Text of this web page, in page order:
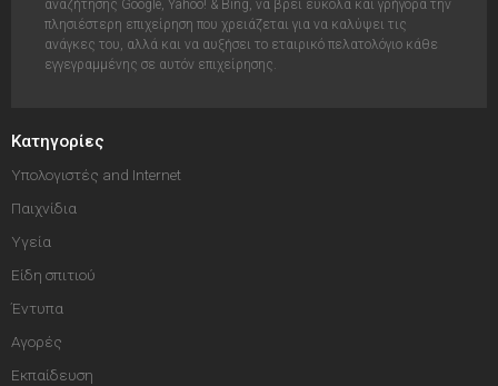
αναζήτησης Google, Yahoo! & Bing, να βρει έυκολα και γρήγορα την
πλησιέστερη επιχείρηση που χρειάζεται για να καλύψει τις
ανάγκες του, αλλά και να αυξήσει το εταιρικό πελατολόγιο κάθε
εγγεγραμμένης σε αυτόν επιχείρησης.
Κατηγορίες
Υπολογιστές and Internet
Παιχνίδια
Υγεία
Είδη σπιτιού
Έντυπα
Αγορές
Εκπαίδευση